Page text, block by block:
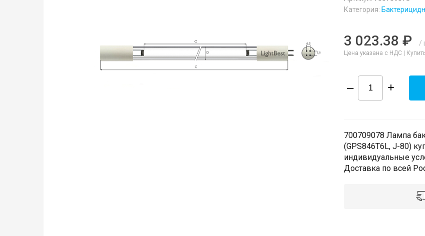
Категория:
3 023.38 ₽ /
Цена указана с НДС |
– +
700709078 Лампа
(GPS846T6L, J-80)
индивидуальные
Доставка по всей